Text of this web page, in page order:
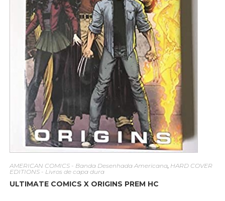
AMERICAN COMICS - Banda Desenhada Americana, HARD COVER
EDITIONS - Livros de capa dura
ULTIMATE COMICS X ORIGINS PREM HC